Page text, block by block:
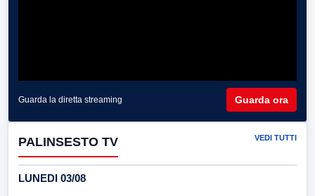
Guarda la diretta streaming Guarda ora
PALINSESTO TV VEDI TUTTI
LUNEDI 03/08